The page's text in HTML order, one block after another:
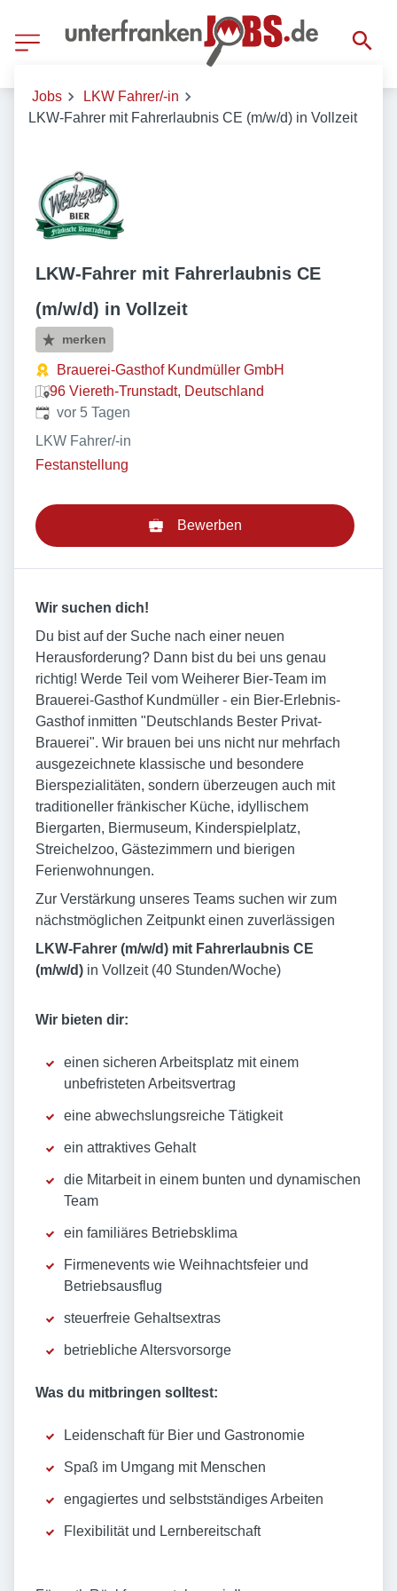
Jobs
LKW Fahrer/-in
LKW-Fahrer mit Fahrerlaubnis CE (m/w/d) in Vollzeit
LKW-Fahrer mit Fahrerlaubnis CE
(m/w/d) in Vollzeit
merken
Brauerei-Gasthof Kundmüller GmbH
96 Viereth-Trunstadt, Deutschland
Veröffentlicht:
vor 5 Tagen
LKW Fahrer/-in
Festanstellung
Bewerben
Wir suchen dich!
Du bist auf der Suche nach einer neuen
Herausforderung? Dann bist du bei uns genau
richtig! Werde Teil vom Weiherer Bier-Team im
Brauerei-Gasthof Kundmüller - ein Bier-Erlebnis-
Gasthof inmitten "Deutschlands Bester Privat-
Brauerei". Wir brauen bei uns nicht nur mehrfach
ausgezeichnete klassische und besondere
Bierspezialitäten, sondern überzeugen auch mit
traditioneller fränkischer Küche, idyllischem
Biergarten, Biermuseum, Kinderspielplatz,
Streichelzoo, Gästezimmern und bierigen
Ferienwohnungen.
Zur Verstärkung unseres Teams suchen wir zum
nächstmöglichen Zeitpunkt einen zuverlässigen
LKW-Fahrer (m/w/d) mit Fahrerlaubnis CE
(m/w/d) in Vollzeit (40 Stunden/Woche)
Wir bieten dir:
einen sicheren Arbeitsplatz mit einem
unbefristeten Arbeitsvertrag
eine abwechslungsreiche Tätigkeit
ein attraktives Gehalt
die Mitarbeit in einem bunten und dynamischen
Team
ein familiäres Betriebsklima
Firmenevents wie Weihnachtsfeier und
Betriebsausflug
steuerfreie Gehaltsextras
betriebliche Altersvorsorge
Was du mitbringen solltest:
Leidenschaft für Bier und Gastronomie
Spaß im Umgang mit Menschen
engagiertes und selbstständiges Arbeiten
Flexibilität und Lernbereitschaft